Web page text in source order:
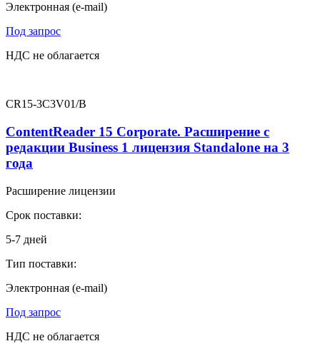
Электронная (e-mail)
Под запрос
НДС не облагается
CR15-3C3V01/B
ContentReader 15 Corporate. Расширение с
редакции Business 1 лицензия Standalone на 3
года
Расширение лицензии
Срок поставки:
5-7 дней
Тип поставки:
Электронная (e-mail)
Под запрос
НДС не облагается